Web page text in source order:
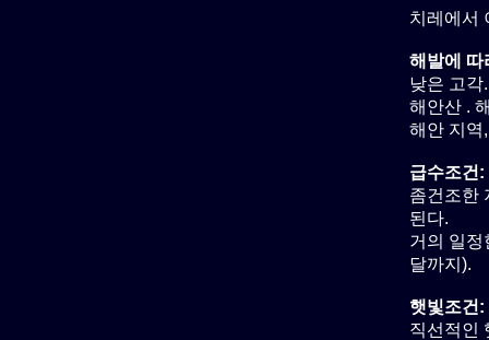
치레에서
해발에 따
낮은 고각
해안산 .
해안 지역
급수조건:
좀건조한
된다.
거의 일정
달까지).
햇빛조건:
직선적인